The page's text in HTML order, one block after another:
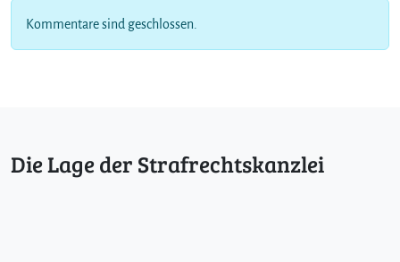
Kommentare sind geschlossen.
Die Lage der Strafrechtskanzlei